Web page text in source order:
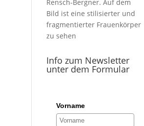
Info zum Newsletter
unter dem Formular
Vorname